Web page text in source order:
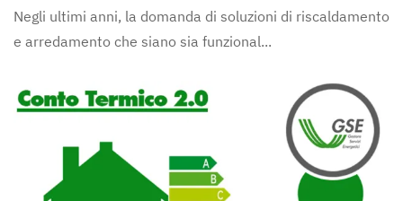
Negli ultimi anni, la domanda di soluzioni di riscaldamento
e arredamento che siano sia funzional...